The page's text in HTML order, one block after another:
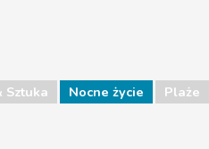
Sztuka Nocne życie Plaże